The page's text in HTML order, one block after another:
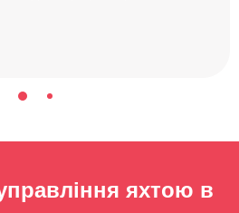
яхтою в